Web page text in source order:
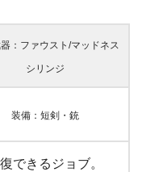
：ファウスト/マッドネス
シリンジ
装備：短剣・銃
できるジョブ。